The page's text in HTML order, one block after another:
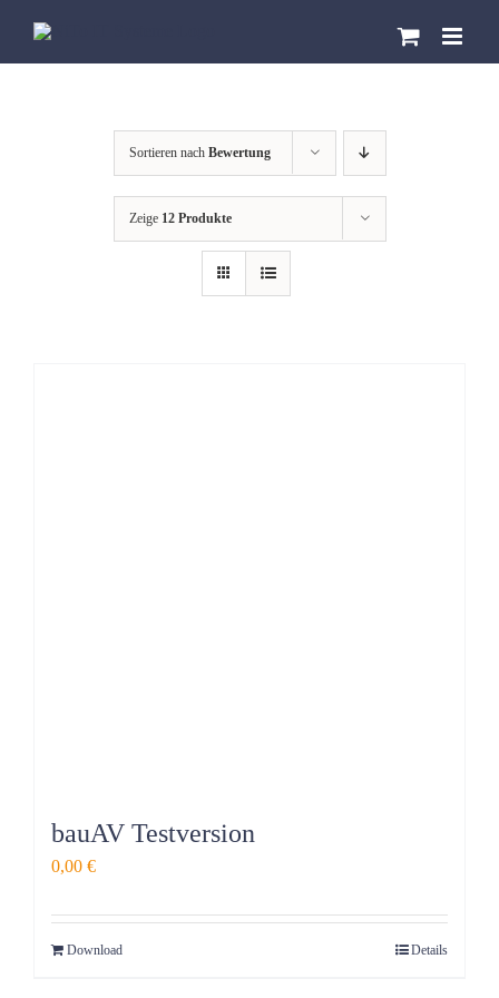
Inhalt
Sortieren nach Bewertung
Zeige 12 Produkte
bauAV Testversion
0,00 €
Download Details